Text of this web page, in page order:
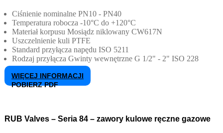
Ciśnienie nominalne PN10 - PN40
Temperatura robocza -10°C do +120°C
Materiał korpusu Mosiądz niklowany CW617N
Uszczelnienie kuli PTFE
Standard przyłącza napędu ISO 5211
Rodzaj przyłącza Gwinty wewnętrzne G 1/2" - 2" ISO 228
WIĘCEJ INFORMACJI
POBIERZ PDF
RUB Valves – Seria 84 – zawory kulowe ręczne gazowe